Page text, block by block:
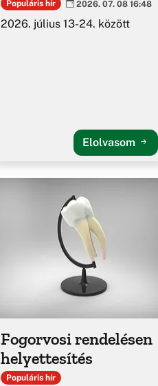
Populáris hír 2026. 07. 08 16:48
2026. július 13-24. között
Elolvasom
Fogorvosi rendelésen
helyettesítés
Populáris hír